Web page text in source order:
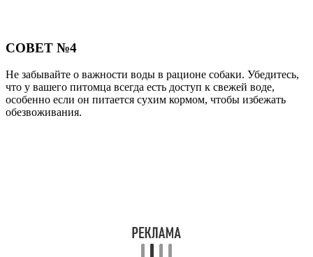
СОВЕТ №4
Не забывайте о важности воды в рационе собаки. Убедитесь,
что у вашего питомца всегда есть доступ к свежей воде,
особенно если он питается сухим кормом, чтобы избежать
обезвоживания.